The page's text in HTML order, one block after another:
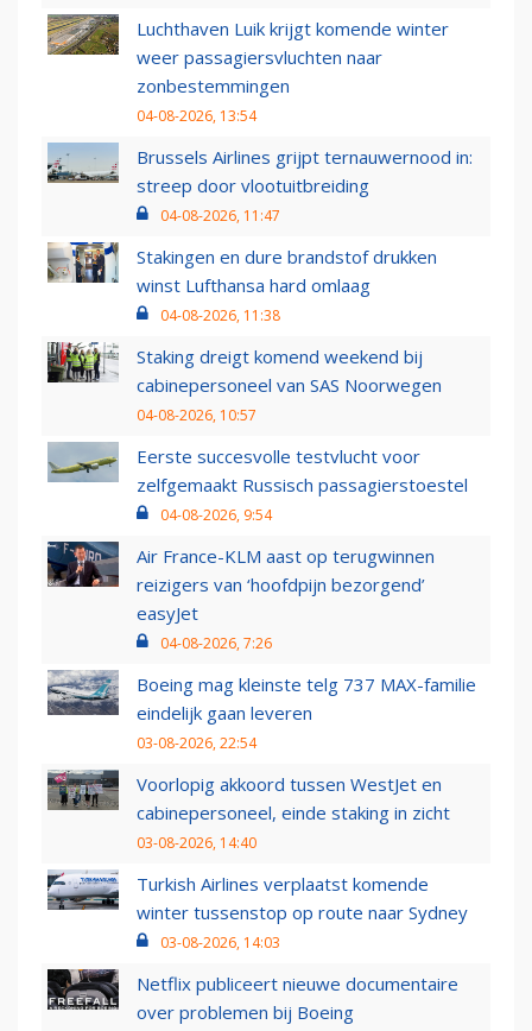
Luchthaven Luik krijgt komende winter
weer passagiersvluchten naar
zonbestemmingen
04-08-2026, 13:54
Brussels Airlines grijpt ternauwernood in:
streep door vlootuitbreiding
04-08-2026, 11:47
Stakingen en dure brandstof drukken
winst Lufthansa hard omlaag
04-08-2026, 11:38
Staking dreigt komend weekend bij
cabinepersoneel van SAS Noorwegen
04-08-2026, 10:57
Eerste succesvolle testvlucht voor
zelfgemaakt Russisch passagierstoestel
04-08-2026, 9:54
Air France-KLM aast op terugwinnen
reizigers van ‘hoofdpijn bezorgend’
easyJet
04-08-2026, 7:26
Boeing mag kleinste telg 737 MAX-familie
eindelijk gaan leveren
03-08-2026, 22:54
Voorlopig akkoord tussen WestJet en
cabinepersoneel, einde staking in zicht
03-08-2026, 14:40
Turkish Airlines verplaatst komende
winter tussenstop op route naar Sydney
03-08-2026, 14:03
Netflix publiceert nieuwe documentaire
over problemen bij Boeing